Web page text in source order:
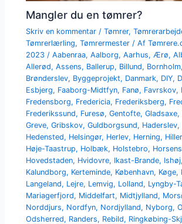
Mangler du en tømrer?
Skriv en kommentar /Tømrer,
Tømrerlærling,Tømrermester / Af
2023 /Aabenraa,Aalborg,Aarhus, Ærø,
Allerød,Assens, Ballerup, Billund, Bornholm,
Brønderslev, Byggeprojekt, Danmark, DIY,
Esbjerg, Faaborg-Midtfyn, Fanø, Favrskov,
Fredensborg, Fredericia, Frederiksberg,
Frederikssund, Furesø,Gentofte,Gladsaxe,
Greve,Gribskov,Guldborgsund, Haderslev,
Hedensted, Helsingør, Herlev, Herning,
Høje-Taastrup, Holbæk, Holstebro, Horsens
Hovedstaden, Hvidovre, Ikast-Brande, Ishøj
Kalundborg, Kerteminde, København, Køge,
Langeland, Lejre, Lemvig, Lolland, Lyngby-
Mariagerfjord, Middelfart, Midtjylland,
Norddjurs, Nordfyn, Nordjylland, Nyborg,
Odsherred, Randers, Rebild, Ringkøbing-